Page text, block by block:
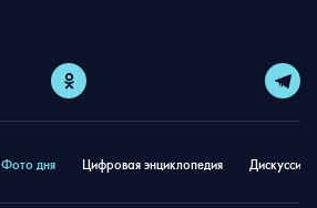
Фото дня Цифровая энциклопедия